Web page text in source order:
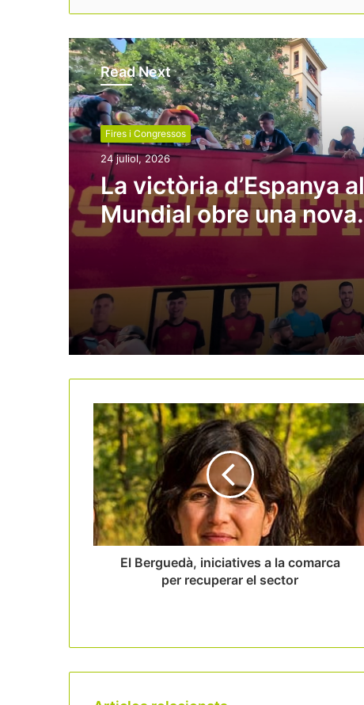
Read Next
Fires i Congressos
24 juliol, 2026
La victòria d’Espanya al
Mundial obre una nova
finestra per al turisme i
reforça la marca país
El Berguedà, iniciatives a la comarca
per recuperar el sector